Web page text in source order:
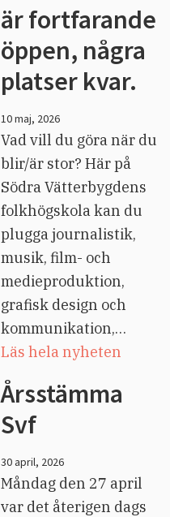
är fortfarande
öppen, några
platser kvar.
10 maj, 2026
Vad vill du göra när du
blir/är stor? Här på
Södra Vätterbygdens
folkhögskola kan du
plugga journalistik,
musik, film- och
medieproduktion,
grafisk design och
kommunikation,…
Läs hela nyheten
Årsstämma
Svf
30 april, 2026
Måndag den 27 april
var det återigen dags